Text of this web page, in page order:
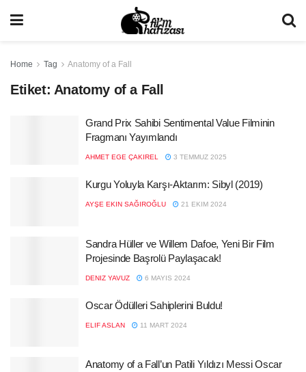
Home Tag Anatomy of a Fall
Etiket: Anatomy of a Fall
Grand Prix Sahibi Sentimental Value Filminin
Fragmanı Yayımlandı
AHMET EGE ÇAKIREL 3 TEMMUZ 2025
Kurgu Yoluyla Karşı-Aktarım: Sibyl (2019)
AYŞE EKIN SAĞIROĞLU 21 EKIM 2024
Sandra Hüller ve Willem Dafoe, Yeni Bir Film
Projesinde Başrolü Paylaşacak!
DENIZ YAVUZ 6 MAYIS 2024
Oscar Ödülleri Sahiplerini Buldu!
ELIF ASLAN 11 MART 2024
Anatomy of a Fall’un Patili Yıldızı Messi Oscar